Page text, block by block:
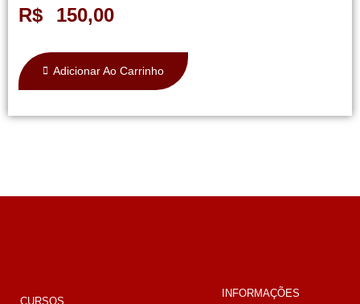
R$ 150,00
Adicionar Ao Carrinho
CURSOS
INFORMAÇÕES